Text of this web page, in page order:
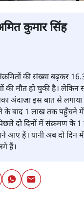
कुमार सिंह
की संख्या बढ़कर
की मौत हो चुकी है। लेकिन
अंदाज़ा इस बात से
के बाद 1 लाख तक पहुँचने में
दो दिनों में संक्रमण के
आए हैं। यानी अब दो दिन
हैं।